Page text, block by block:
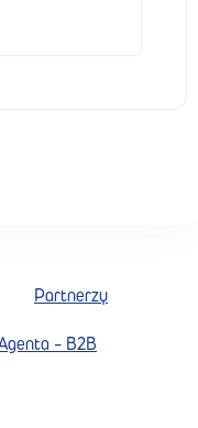
Partnerzy
- B2B